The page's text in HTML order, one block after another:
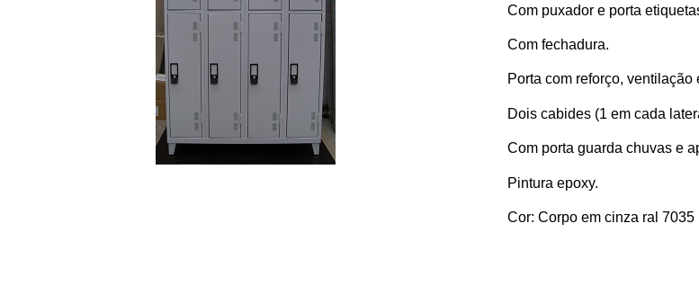
Com puxador e porta
Com fechadura.
Porta com reforço, ventilação
Dois cabides (1 em cada
Com porta guarda chuvas e
Pintura epoxy.
Cor: Corpo em cinza ral 7035